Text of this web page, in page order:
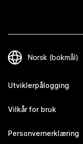
Utviklerpålogging
Vilkår for bruk
Personvernerklæring